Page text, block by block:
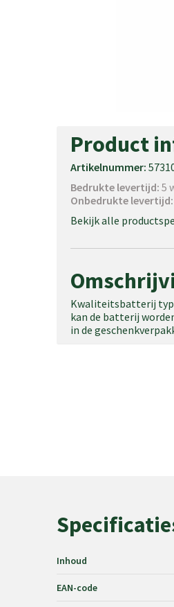
Product
Artikelnummer:
Bedrukte levertijd: 5
Onbedrukte levertijd:
Bekijk alle
Kwaliteitsbatterij
kan de batterij
in de
Inhoud
EAN-code